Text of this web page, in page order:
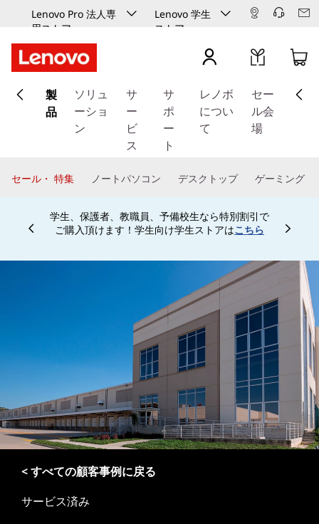
Lenovo Pro 法人専
用ストア
Lenovo 学生
ストア
イ
ン
ッ
製
品
ソリュ
ーショ
ン
サ
ー
ビ
ス
サ
ポ
ー
ト
レノボ
につい
て
セー
ル会
場
セール・ 特集 ノートパソコン デスクトップ ゲーミング
学生、保護者、教職員、予備校生なら特別割引で
ご購入頂けます！学生向け学生ストアはこちら
Currently displaying item 4 of
< すべての顧客事例に戻る
サービス済み